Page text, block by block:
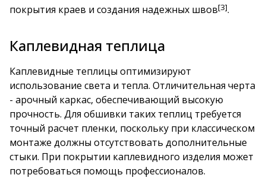
покрытия краев и создания надежных швов[3].
Каплевидная теплица
Каплевидные теплицы оптимизируют
использование света и тепла. Отличительная черта
- арочный каркас, обеспечивающий высокую
прочность. Для обшивки таких теплиц требуется
точный расчет пленки, поскольку при классическом
монтаже должны отсутствовать дополнительные
стыки. При покрытии каплевидного изделия может
потребоваться помощь профессионалов.